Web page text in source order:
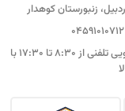
زنبورستان کوهدار
پاسخگویی تلفنی از ۸:۳۰ تا ۱۷:۳۰ با